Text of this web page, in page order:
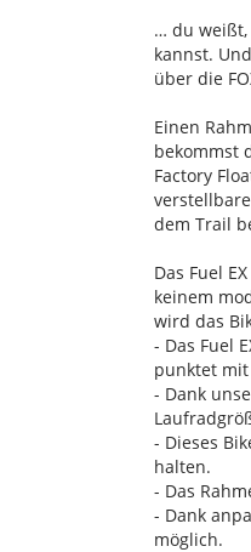
… du weißt,
kannst.
über die
Einen
bekommst
Factory
dem Trail
Das Fuel
keinem
wird das
- Das Fuel
punktet
- Dank
- Dieses
halten.
- Das
- Dank
möglich.